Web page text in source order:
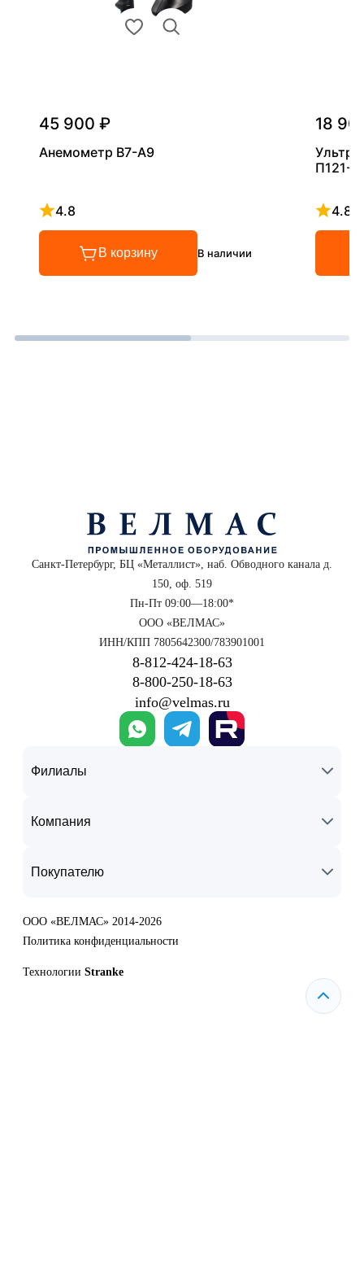
45 900 ₽
Анемометр В7-А9
4.8
Рейтинг 4.8 из 5
В корзину В наличии
18
П121-
4.8
Санкт-Петербург, БЦ «Металлист», наб. Обводного канала д.
150, оф. 519
Пн-Пт 09:00—18:00*
ООО «ВЕЛМАС»
ИНН/КПП 7805642300/783901001
8‑812‑424‑18‑63
8‑800‑250‑18‑63
info@velmas.ru
Филиалы
Компания
Покупателю
ООО «ВЕЛМАС» 2014-2026
Политика конфиденциальности
Технологии Stranke